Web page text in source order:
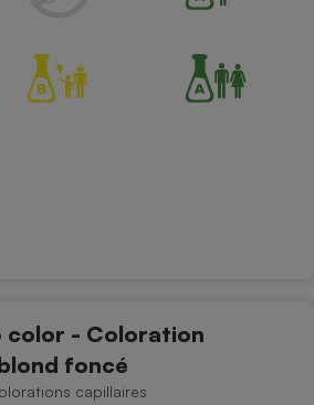
color - Coloration
foncé
capillaires